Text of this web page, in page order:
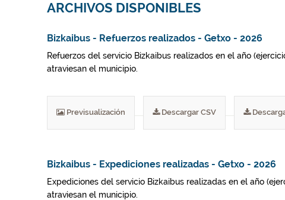
ARCHIVOS DISPONIBLES
Bizkaibus - Refuerzos realizados - Getxo - 2026
Refuerzos del servicio Bizkaibus realizados en el año
atraviesan el municipio.
Previsualización Descargar CSV
Bizkaibus - Expediciones realizadas - Getxo - 2026
Expediciones del servicio Bizkaibus realizadas en el año
atraviesan el municipio.